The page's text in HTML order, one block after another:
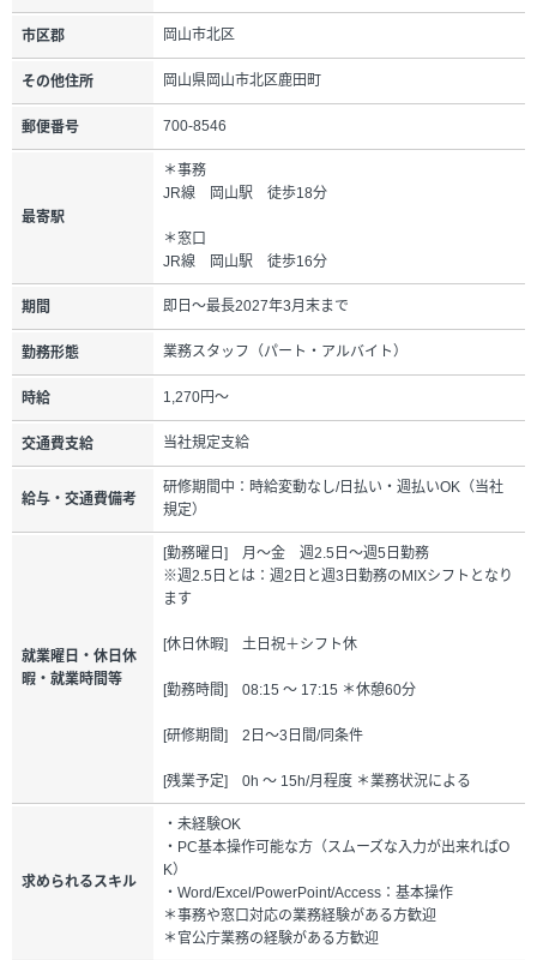
市区郡 岡山市北区
その他住所 岡山県岡山市北区鹿田町
郵便番号 700-8546
最寄駅
＊事務
JR線 岡山駅 徒歩18分
＊窓口
JR線 岡山駅 徒歩16分
期間 即日～最長2027年3月末まで
勤務形態 業務スタッフ（パート・アルバイト）
時給 1,270円～
交通費支給 当社規定支給
給与・交通費備考
研修期間中：時給変動なし/日払い・週払いOK（当社
規定）
就業曜日・休日休
暇・就業時間等
[勤務曜日] 月～金 週2.5日～週5日勤務
※週2.5日とは：週2日と週3日勤務のMIXシフトとなり
ます
[休日休暇] 土日祝＋シフト休
[勤務時間] 08:15 ～ 17:15 ＊休憩60分
[研修期間] 2日～3日間/同条件
[残業予定] 0h ～ 15h/月程度 ＊業務状況による
求められるスキル
・未経験OK
・PC基本操作可能な方（スムーズな入力が出来ればO
K）
・Word/Excel/PowerPoint/Access：基本操作
＊事務や窓口対応の業務経験がある方歓迎
＊官公庁業務の経験がある方歓迎